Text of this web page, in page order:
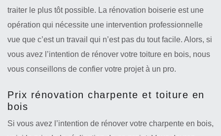
traiter le plus tôt possible. La rénovation boiserie est une
opération qui nécessite une intervention professionnelle
vue que c’est un travail qui n’est pas du tout facile. Alors, si
vous avez l’intention de rénover votre toiture en bois, nous
vous conseillons de confier votre projet à un pro.
Prix rénovation charpente et toiture en
bois
Si vous avez l’intention de rénover votre charpente en bois,